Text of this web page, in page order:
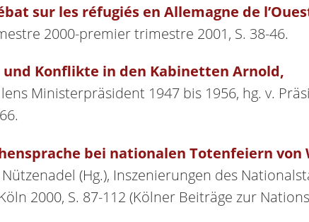
sur les réfugiés en Allemagne de
2000-premier trimestre 2001, S. 38-46.
Konflikte in den Kabinetten Arnold,
Ministerpräsident 1947 bis 1956, hg. v.
bei nationalen Totenfeiern
(Hg.), Inszenierungen des
2000, S. 87-112 (Kölner Beiträge zur